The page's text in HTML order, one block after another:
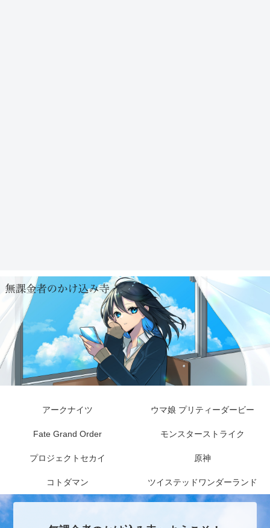
アークナイツ ウマ娘 プリティーダービー
Fate Grand Order モンスターストライク
プロジェクトセカイ 原神
コトダマン ツイステッドワンダーランド